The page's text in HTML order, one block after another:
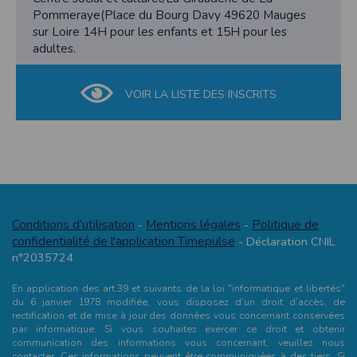
Pommeraye(Place du Bourg Davy 49620 Mauges
sur Loire 14H pour les enfants et 15H pour les
adultes.
VOIR LA LISTE DES INSCRITS
Conditions d’utilisation - Mentions légales - Politique de
confidentialité de l'application Timepulse - Déclaration CNIL
n°2035724
En application des art.39 et suivants de la loi "informatique et libertés"
du 6 janvier 1978 modifiée, vous disposez d’un droit d’accès, de
rectification et de mise à jour des données vous concernant conservées
par informatique. Si vous souhaitez exercer ce droit et obtenir
communication des informations vous concernant, veuillez nous